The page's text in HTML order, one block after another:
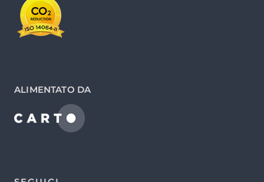
ALIMENTATO DA